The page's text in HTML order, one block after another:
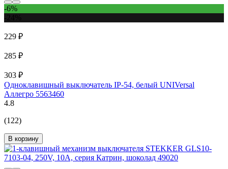
-6%
229 ₽
285 ₽
303 ₽
Одноклавишный выключатель IP-54, белый UNIVersal
Аллегро 5563460
4.8
(122)
В корзину